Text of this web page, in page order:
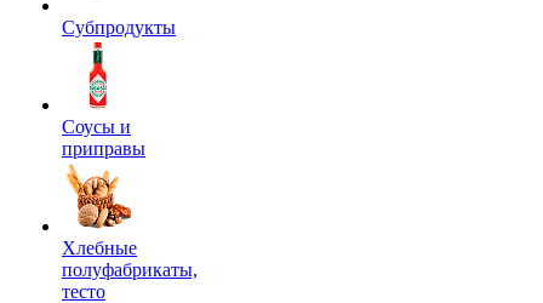
Субпродукты
Соусы и
приправы
Хлебные
полуфабрикаты,
тесто